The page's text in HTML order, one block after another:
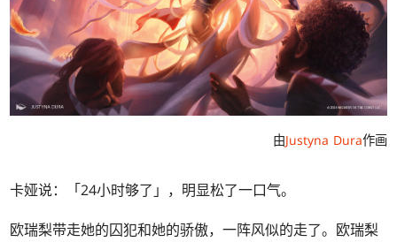
由Justyna Dura作画
卡娅说：「24小时够了」，明显松了一口气。
欧瑞梨带走她的囚犯和她的骄傲，一阵风似的走了。欧瑞梨